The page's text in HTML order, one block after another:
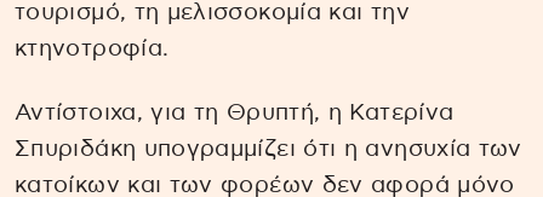
τουρισμό, τη μελισσοκομία και την
κτηνοτροφία.
Αντίστοιχα, για τη Θρυπτή, η Κατερίνα
Σπυριδάκη υπογραμμίζει ότι η ανησυχία των
κατοίκων και των φορέων δεν αφορά μόνο